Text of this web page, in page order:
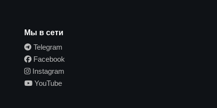
Мы в сети
Telegram
Facebook
Instagram
YouTube